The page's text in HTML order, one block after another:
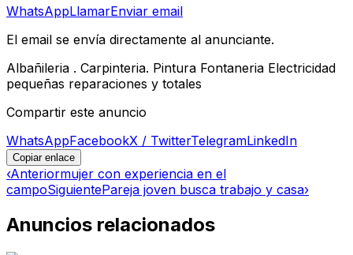
WhatsAppLlamarEnviar email
El email se envía directamente al anunciante.
Albañileria . Carpinteria. Pintura Fontaneria Electricidad
pequeñas reparaciones y totales
Compartir este anuncio
WhatsAppFacebookX / TwitterTelegramLinkedIn
Copiar enlace
‹Anteriormujer con experiencia en el
campoSiguientePareja joven busca trabajo y casa›
Anuncios relacionados